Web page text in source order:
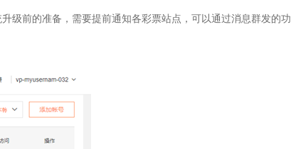
级前的准备，需要提前通知各彩票站点，可以通过消息群发的